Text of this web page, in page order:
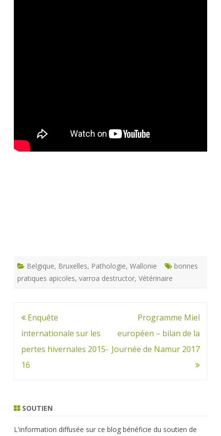
Belgique, Bruxelles, Pathologie, Wallonie
bonnes
pratiques apicoles, varroa destructor, Vétérinaire
Navigation
de
l’article
Enquête
internationale sur les
pertes hivernales 2015-
16
Programme Miel
européen – bilan de la
Journée de Namur 2017
SOUTIEN
L'information diffusée sur ce blog bénéficie du soutien de